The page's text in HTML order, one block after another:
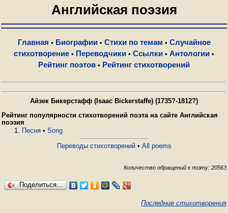
Английская поэзия
Главная • Биографии• Стихи по темам • Случайное
стихотворение • Переводчики • Ссылки • Антологии •
Рейтинг поэтов • Рейтинг стихотворений
Айзек Бикерстафф (Isaac Bickerstaffe) (1735?-1812?)
Рейтинг популярности стихотворений поэта на сайте Английская
поэзия
Песня • Song
Переводы стихотворений• All poems
Количество обращений к поэту: 20563
Поделиться…
Последние стихотворения